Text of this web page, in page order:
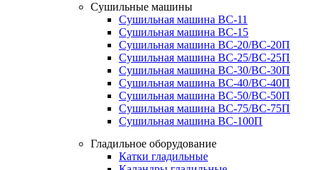
Сушильные машины
Сушильная машина ВС-11
Сушильная машина ВС-15
Сушильная машина ВС-20/ВС-20П
Сушильная машина ВС-25/ВС-25П
Сушильная машина ВС-30/ВС-30П
Сушильная машина ВС-40/ВС-40П
Сушильная машина ВС-50/ВС-50П
Сушильная машина ВС-75/ВС-75П
Сушильная машина ВС-100П
Гладильное оборудование
Катки гладильные